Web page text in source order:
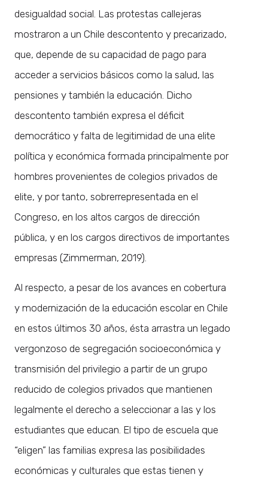
desigualdad social. Las protestas callejeras
mostraron a un Chile descontento y precarizado,
que, depende de su capacidad de pago para
acceder a servicios básicos como la salud, las
pensiones y también la educación. Dicho
descontento también expresa el déficit
democrático y falta de legitimidad de una elite
política y económica formada principalmente por
hombres provenientes de colegios privados de
elite, y por tanto, sobrerrepresentada en el
Congreso, en los altos cargos de dirección
pública, y en los cargos directivos de importantes
empresas (Zimmerman, 2019).
Al respecto, a pesar de los avances en cobertura
y modernización de la educación escolar en Chile
en estos últimos 30 años, ésta arrastra un legado
vergonzoso de segregación socioeconómica y
transmisión del privilegio a partir de un grupo
reducido de colegios privados que mantienen
legalmente el derecho a seleccionar a las y los
estudiantes que educan. El tipo de escuela que
“eligen” las familias expresa las posibilidades
económicas y culturales que estas tienen y